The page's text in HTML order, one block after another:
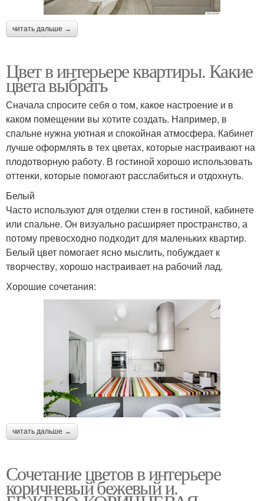
читать дальше →
Цвет в интерьере квартиры. Какие
цвета выбрать
Сначала спросите себя о том, какое настроение и в
каком помещении вы хотите создать. Например, в
спальне нужна уютная и спокойная атмосфера. Кабинет
лучше оформлять в тех цветах, которые настраивают на
плодотворную работу. В гостиной хорошо использовать
оттенки, которые помогают расслабиться и отдохнуть.
Белый
Часто используют для отделки стен в гостиной, кабинете
или спальне. Он визуально расширяет пространство, а
потому превосходно подходит для маленьких квартир.
Белый цвет помогает ясно мыслить, побуждает к
творчеству, хорошо настраивает на рабочий лад.
Хорошие сочетания:
читать дальше →
Сочетание цветов в интерьере
коричневый бежевый и.